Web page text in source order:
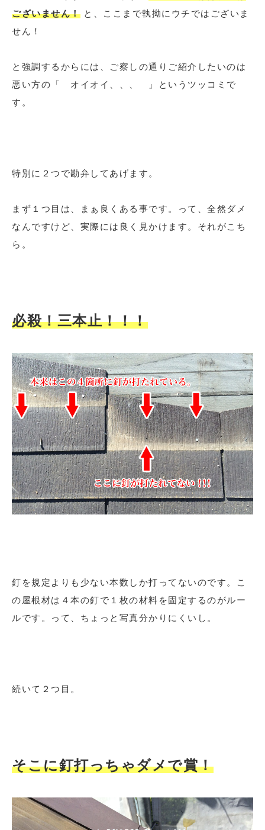
ございません！と、ここまで執拗にウチではございま
せん！
と強調するからには、ご察しの通りご紹介したいのは
悪い方の「 オイオイ、、、 」というツッコミで
す。
特別に２つで勘弁してあげます。
まず１つ目は、まぁ良くある事です。って、全然ダメ
なんですけど、実際には良く見かけます。それがこち
ら。
必殺！三本止！！！
釘を規定よりも少ない本数しか打ってないのです。こ
の屋根材は４本の釘で１枚の材料を固定するのがルー
ルです。って、ちょっと写真分かりにくいし。
続いて２つ目。
そこに釘打っちゃダメで賞！